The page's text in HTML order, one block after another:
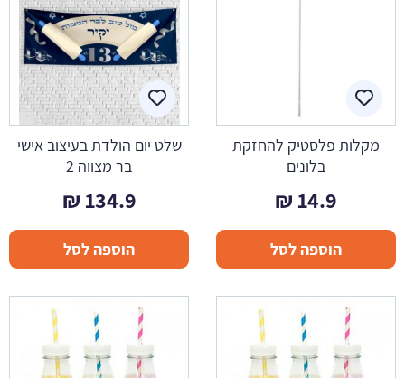
מקלות פלסטיק להחזקת
בלונים
14.9
₪
הוספה לסל
שלט יום הולדת בעיצוב אישי
בר מצווה 2
134.9
₪
הוספה לסל